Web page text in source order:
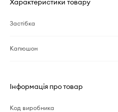
Характеристики товару
Застібка
Капюшон
Інформація про товар
Код виробника